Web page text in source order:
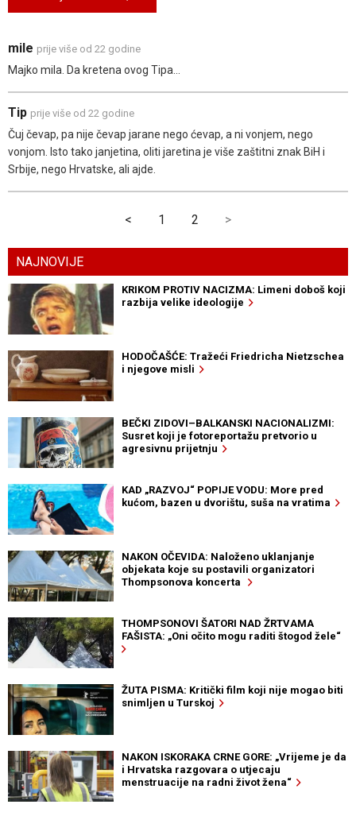
mile prije više od 22 godine
Majko mila. Da kretena ovog Tipa...
Tip prije više od 22 godine
Čuj čevap, pa nije čevap jarane nego ćevap, a ni vonjem, nego
vonjom. Isto tako janjetina, oliti jaretina je više zaštitni znak BiH i
Srbije, nego Hrvatske, ali ajde.
< 1 2 >
NAJNOVIJE
KRIKOM PROTIV NACIZMA: Limeni doboš koji
razbija velike ideologije
HODOČAŠĆE: Tražeći Friedricha Nietzschea
i njegove misli
BEČKI ZIDOVI–BALKANSKI NACIONALIZMI:
Susret koji je fotoreportažu pretvorio u
agresivnu prijetnju
KAD „RAZVOJ“ POPIJE VODU: More pred
kućom, bazen u dvorištu, suša na vratima
NAKON OČEVIDA: Naloženo uklanjanje
objekata koje su postavili organizatori
Thompsonova koncerta
THOMPSONOVI ŠATORI NAD ŽRTVAMA
FAŠISTA: „Oni očito mogu raditi štogod žele“
ŽUTA PISMA: Kritički film koji nije mogao biti
snimljen u Turskoj
NAKON ISKORAKA CRNE GORE: „Vrijeme je da
i Hrvatska razgovara o utjecaju
menstruacije na radni život žena“